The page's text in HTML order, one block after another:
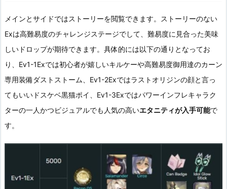
メインとサイドではストーリーを閲覧できます。ストーリーのない
Exは高難易度のチャレンジステージでして、難易度に見合った美味
しいドロップが期待できます。具体的には以下の通りとなってお
り、Ev1-1Exでは初心者が嬉しいキルケーや高難易度御用達のカーン
専用装備ダストストーム、Ev1-2Exではラストオリジンの顔と言っ
てもいいドスケベ黒猫ポイ、Ev1-3Exではパワーインフレキャラク
ターの一人かつビジュアルでも人気の高いエタニティが入手可能で
す。